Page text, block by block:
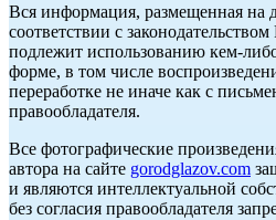
Вся информация, размещенная на
соответствии с
подлежит использованию кем-
форме, в том числе
переработке не иначе как с
правообладателя.
Все фотографические
автора на сайте gorodglazov.com
и являются интеллектуальной
без согласия правообладателя